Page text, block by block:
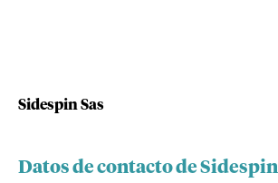
Sidespin Sas
Datos de contacto de Sidespin